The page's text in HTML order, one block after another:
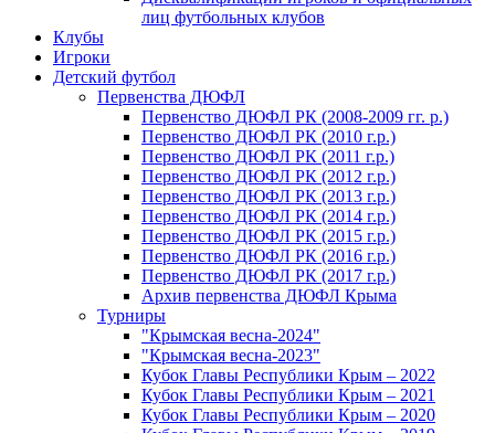
лиц футбольных клубов
Клубы
Игроки
Детский футбол
Первенства ДЮФЛ
Первенство ДЮФЛ РК (2008-2009 гг. р.)
Первенство ДЮФЛ РК (2010 г.р.)
Первенство ДЮФЛ РК (2011 г.р.)
Первенство ДЮФЛ РК (2012 г.р.)
Первенство ДЮФЛ РК (2013 г.р.)
Первенство ДЮФЛ РК (2014 г.р.)
Первенство ДЮФЛ РК (2015 г.р.)
Первенство ДЮФЛ РК (2016 г.р.)
Первенство ДЮФЛ РК (2017 г.р.)
Архив первенства ДЮФЛ Крыма
Турниры
"Крымская весна-2024"
"Крымская весна-2023"
Кубок Главы Республики Крым – 2022
Кубок Главы Республики Крым – 2021
Кубок Главы Республики Крым – 2020